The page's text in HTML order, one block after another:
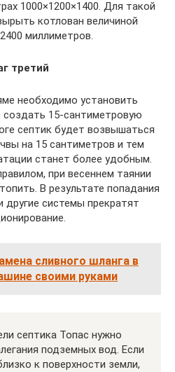
1000×1200×1400. Для такой
котлован величиной
миллиметров.
третий
необходимо установить
создать 15-сантиметровую
септик будет возвышаться
на 15 сантиметров и тем
станет более удобным.
при весеннем таянии
В результате попадания
системы прекратят
сливного шланга в
своими руками
септика Топас нужно
подземных вод. Если
к поверхности земли,